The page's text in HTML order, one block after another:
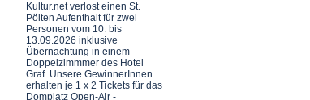
Kultur.net verlost einen St.
Pölten Aufenthalt für zwei
Personen vom 10. bis
13.09.2026 inklusive
Übernachtung in einem
Doppelzimmmer des Hotel
Graf. Unsere GewinnerInnen
erhalten je 1 x 2 Tickets für das
Domplatz Open-Air -